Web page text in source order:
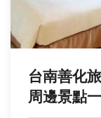
台南善化
周邊景點